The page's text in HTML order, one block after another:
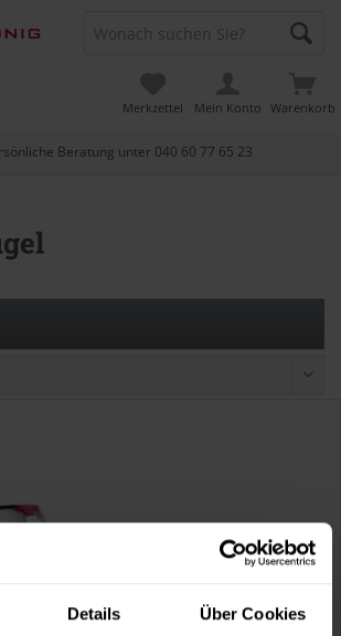
Details Über Cookies
Beratung unter 040 60 77 65 23
Warenkorb
Merkzettel Mein Konto